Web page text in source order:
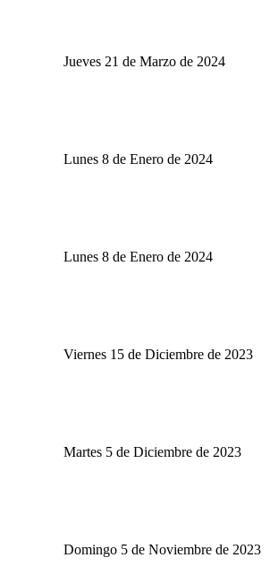
Jueves 21 de Marzo de 2024
Lunes 8 de Enero de 2024
Lunes 8 de Enero de 2024
Viernes 15 de Diciembre de 2023
Martes 5 de Diciembre de 2023
Domingo 5 de Noviembre de 2023